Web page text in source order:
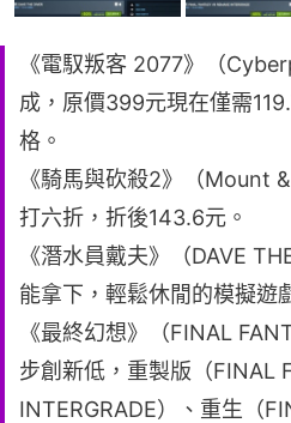
《電馭叛客 2077》（
成，原價399元現在僅需
格。
《騎馬與砍殺2》（Mount
打六折，折後143.6元。
《潛水員戴夫》（DAVE
能拿下，輕鬆休閒的模擬遊
《最終幻想》（FINAL
步創新低，重製版（FINAL
INTERGRADE）、重生（